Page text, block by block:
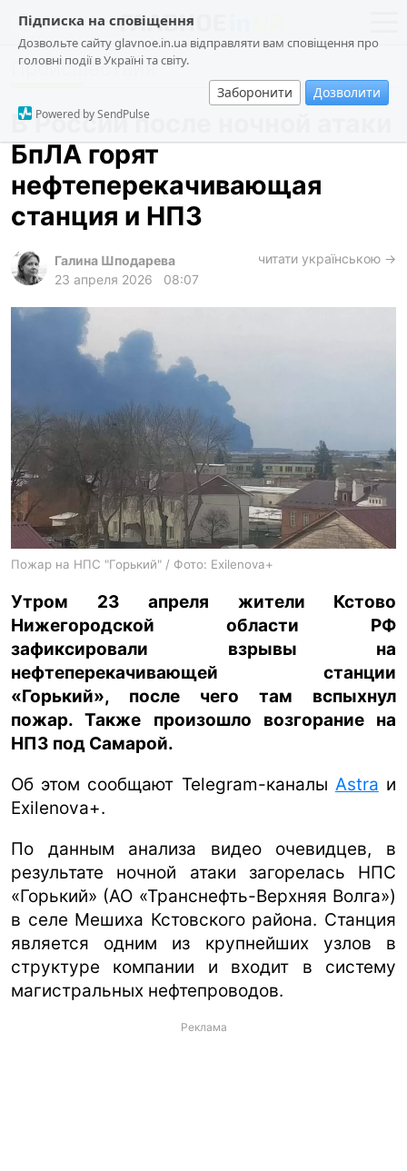
Підписка на сповіщення
Дозвольте сайту glavnoe.in.ua відправляти вам сповіщення про
головні події в Україні та світу.
Заборонити Дозволити
Powered by SendPulse
новости
о проекте
общество
криминал
gambling
ua ru en
Происшествия
В России после ночной атаки
БпЛА горят
нефтеперекачивающая
станция и НПЗ
Галина Шподарева
23 апреля 2026
08:07
читати українською →
Пожар на НПС "Горький" / Фото: Exilenova+
Утром 23 апреля жители Кстово
Нижегородской области РФ
зафиксировали взрывы на
нефтеперекачивающей станции
«Горький», после чего там вспыхнул
пожар. Также произошло возгорание на
НПЗ под Самарой.
Об этом сообщают Telegram-каналы Astra и
Exilenova+.
По данным анализа видео очевидцев, в
результате ночной атаки загорелась НПС
«Горький» (АО «Транснефть-Верхняя Волга»)
в селе Мешиха Кстовского района. Станция
является одним из крупнейших узлов в
структуре компании и входит в систему
магистральных нефтепроводов.
Реклама